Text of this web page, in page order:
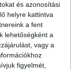
és azonosítási
helyre kattintva
a fent
lehetőségként a
vagy a
figyelmét,